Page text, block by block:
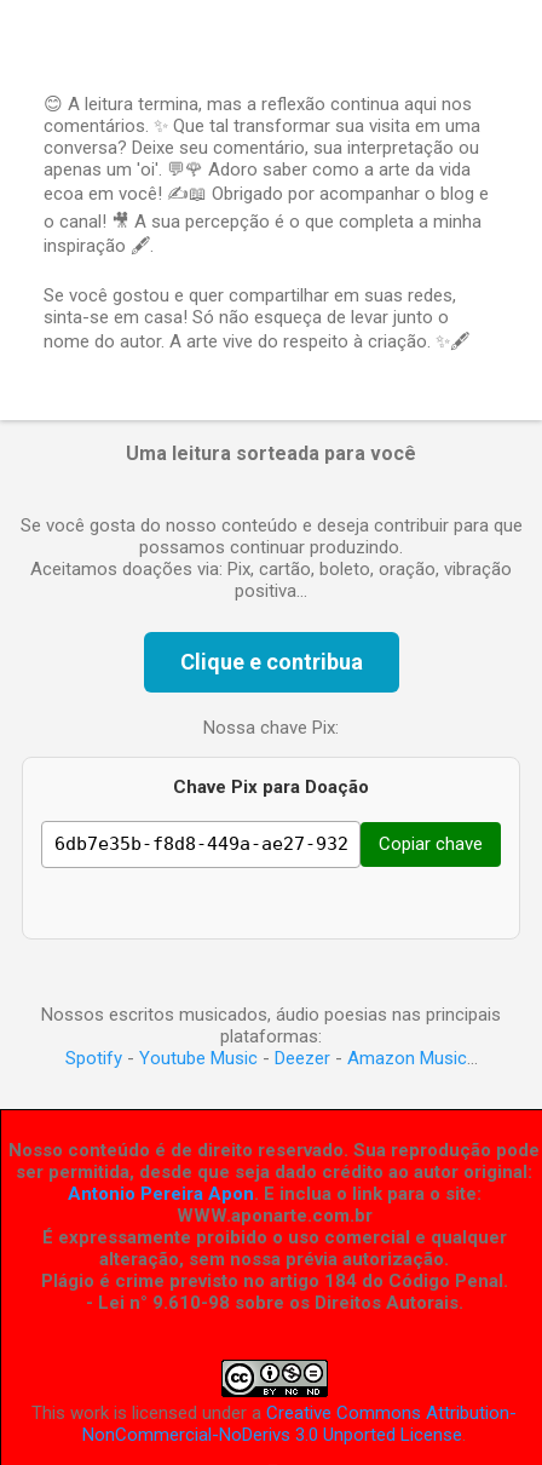
P
o
s
t
a
r
u
c
o
m
😊 A leitura termina, mas a reflexão continua aqui nos
comentários. ✨ Que tal transformar sua visita em uma
conversa? Deixe seu comentário, sua interpretação ou
apenas um 'oi'. 💬🌹 Adoro saber como a arte da vida
ecoa em você! ✍️📖 Obrigado por acompanhar o blog e
o canal! 🎥 A sua percepção é o que completa a minha
inspiração 🖋️.
Se você gostou e quer compartilhar em suas redes,
sinta-se em casa! Só não esqueça de levar junto o
nome do autor. A arte vive do respeito à criação. ✨🖋️
Uma leitura sorteada para você
Se você gosta do nosso conteúdo e deseja contribuir para que
possamos continuar produzindo.
Aceitamos doações via: Pix, cartão, boleto, oração, vibração
positiva...
Clique e contribua
Nossa chave Pix:
Chave Pix para Doação
Copiar chave
Nossos escritos musicados, áudio poesias nas principais
plataformas:
Spotify- Youtube Music- Deezer- Amazon Music...
Nosso conteúdo é de direito reservado. Sua reprodução pode
ser permitida, desde que seja dado crédito ao autor original:
Antonio Pereira Apon. E inclua o link para o site:
WWW.aponarte.com.br
É expressamente proibido o uso comercial e qualquer
alteração, sem nossa prévia autorização.
Plágio é crime previsto no artigo 184 do Código Penal.
- Lei n° 9.610-98 sobre os Direitos Autorais.
This work is licensed under aCreative Commons Attribution-
NonCommercial-NoDerivs 3.0 Unported License.